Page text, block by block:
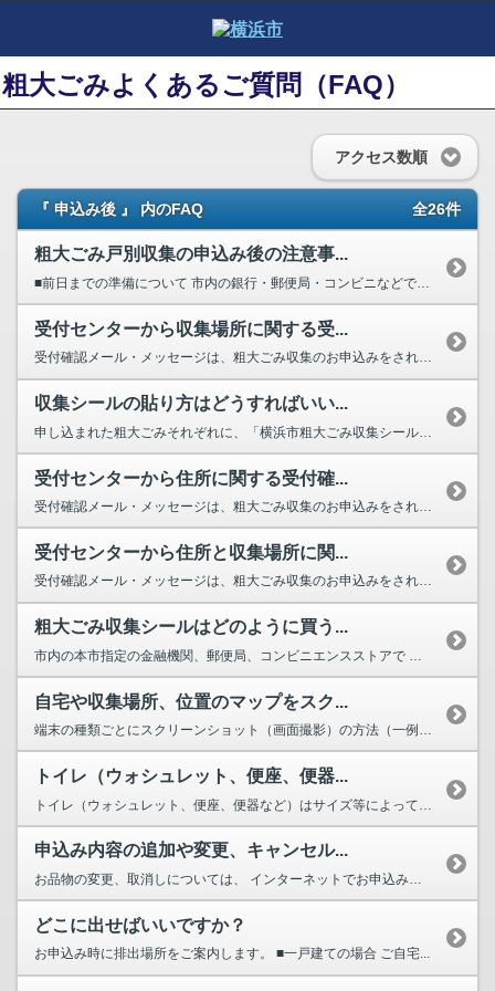
粗大ごみよくあるご質問（FAQ）
アクセス数順
『 申込み後 』 内のFAQ 全26件
粗大ごみ戸別収集の申込み後の注意事...
■前日までの準備について 市内の銀行・郵便局・コンビニなどで「粗大ごみ収...
受付センターから収集場所に関する受...
受付確認メール・メッセージは、粗大ごみ収集のお申込みをされたお客様へお客様...
収集シールの貼り方はどうすればいい...
受付センターから住所に関する受付確...
受付確認メール・メッセージは、粗大ごみ収集のお申込みをされたお客様へお客様...
受付センターから住所と収集場所に関...
受付確認メール・メッセージは、粗大ごみ収集のお申込みをされたお客様へお客様...
粗大ごみ収集シールはどのように買う...
市内の本市指定の金融機関、郵便局、コンビニエンスストアで 手数料を納めて...
自宅や収集場所、位置のマップをスク...
端末の種類ごとにスクリーンショット（画面撮影）の方法（一例）をご紹...
トイレ（ウォシュレット、便座、便器...
申込み内容の追加や変更、キャンセル...
お品物の変更、取消しについては、 インターネットでお申込みされた場合は、...
どこに出せばいいですか？
お申込み時に排出場所をご案内します。 ■一戸建ての場合 ご自宅...